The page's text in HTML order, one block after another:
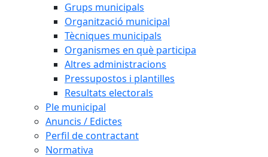
Grups municipals
Organització municipal
Tècniques municipals
Organismes en què participa
Altres administracions
Pressupostos i plantilles
Resultats electorals
Ple municipal
Anuncis / Edictes
Perfil de contractant
Normativa